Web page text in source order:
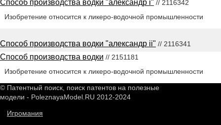
Способ производства водки "александр i" // 2116342
Изобретение относится к ликеро-водочной промышленности
Способ производства водки "александр ii" // 2116341
Способ производства водки // 2151181
Изобретение относится к ликеро-водочной промышленности
© Патентный поиск, поиск патентов на полезные
модели - PoleznayaModel.RU 2012-2024
Игромания